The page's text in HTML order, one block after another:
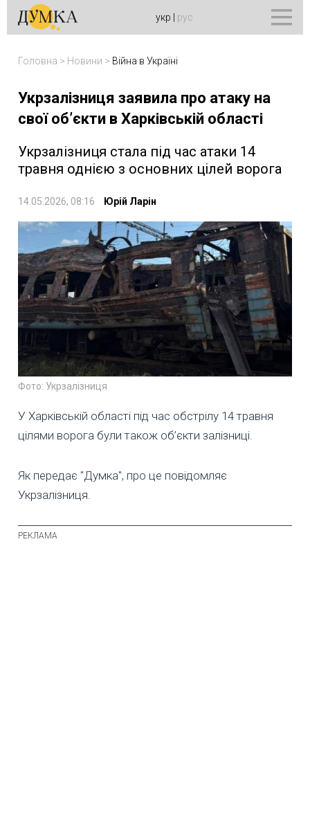
укр рус
Головна > Новини > Війна в Україні
Укрзалізниця заявила про атаку на
свої об’єкти в Харківській області
Укрзалізниця стала під час атаки 14
травня однією з основних цілей ворога
14.05.2026, 08:16 Юрій Ларін
Фото: Укрзалізниця
У Харківській області під час обстрілу 14 травня
цілями ворога були також об’єкти залізниці.
Як передає "Думка", про це повідомляє
Укрзалізниця.